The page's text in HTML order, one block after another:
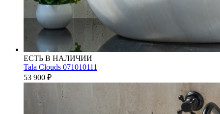
ЕСТЬ В НАЛИЧИИ
Tala Clouds 071010111
53 900 ₽